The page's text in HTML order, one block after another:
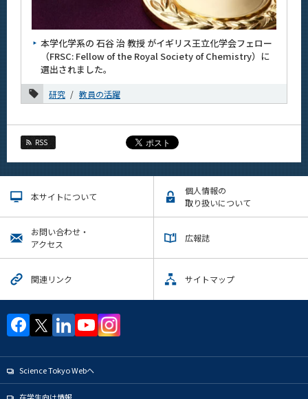
本学化学系の 石谷 治 教授 がイギリス王立化学会フェロー
（FRSC: Fellow of the Royal Society of Chemistry）に
選出されました。
研究 教員の活躍
RSS
本サイトについて
個人情報の
取り扱いについて
お問い合わせ・
アクセス
広報誌
関連リンク サイトマップ
Science Tokyo Webヘ
在学生向け情報
2018年
2017年
2016年
サイト構成
系詳細情報
CLOSE